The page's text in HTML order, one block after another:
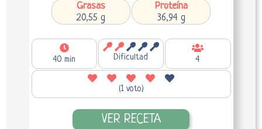
Grasas
20,55 g
Proteína
36,94 g
40 min Dificultad 4
(1 voto)
VER RECETA